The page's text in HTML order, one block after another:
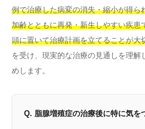
例で治療した病変の消失・縮小が得ら
加齢とともに再発・新生しやすい疾患
頭に置いて治療計画を立てることが大
を受け、現実的な治療の見通しを理解
めします。
Q. 脂腺増殖症の治療後に特に気を